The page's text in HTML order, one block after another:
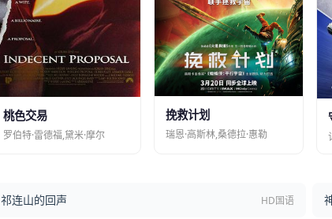
桃色交易
罗伯特·雷德福,黛米·摩尔
挽救计划
瑞恩·高斯林,桑德拉·惠勒
祁连山的回声 HD国语